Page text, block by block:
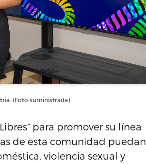
(Foto suministrada)
para promover su línea
de esta comunidad puedan
violencia sexual y